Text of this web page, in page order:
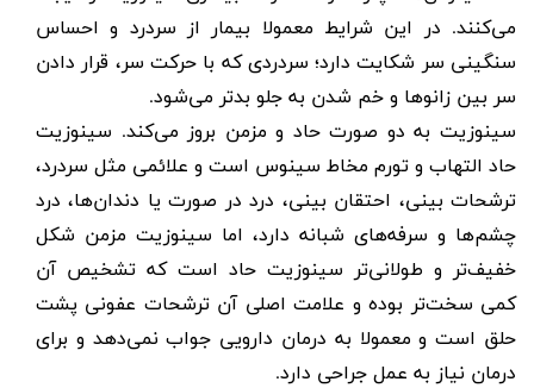
می‌کنند. در این شرایط معمولا بیمار از سردرد و احساس
سنگینی سر شکایت دارد؛ سردردی که با حرکت سر، قرار دادن
سر بین زانوها و خم شدن به جلو بدتر می‌شود.
سینوزیت به دو صورت حاد و مزمن بروز می‌کند. سینوزیت
حاد التهاب و تورم مخاط سینوس است و علائمی مثل سردرد،
ترشحات بینی، احتقان بینی، درد در صورت یا دندان‌ها، درد
چشم‌ها و سرفه‌های شبانه دارد، اما سینوزیت مزمن شکل
خفیف‌تر و طولانی‌تر سینوزیت حاد است که تشخیص آن
کمی سخت‌تر بوده و علامت اصلی آن ترشحات عفونی پشت
حلق است و معمولا به درمان دارویی جواب نمی‌دهد و برای
درمان نیاز به عمل جراحی دارد.